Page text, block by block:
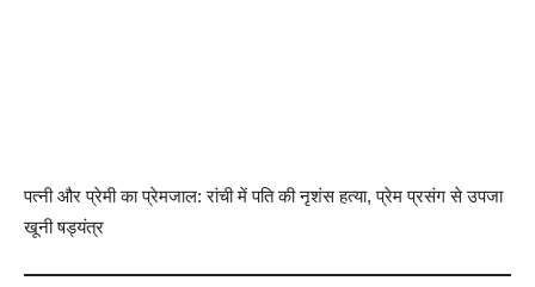
पत्नी और प्रेमी का प्रेमजाल: रांची में पति की नृशंस हत्या, प्रेम प्रसंग से उपजा
खूनी षड्यंत्र